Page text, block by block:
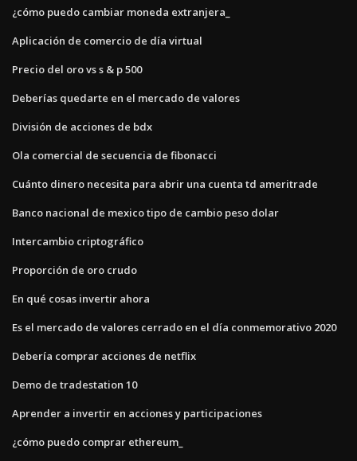
¿cómo puedo cambiar moneda extranjera_
Aplicación de comercio de día virtual
Precio del oro vs s & p 500
Deberías quedarte en el mercado de valores
División de acciones de bdx
Ola comercial de secuencia de fibonacci
Cuánto dinero necesita para abrir una cuenta td ameritrade
Banco nacional de mexico tipo de cambio peso dolar
Intercambio criptográfico
Proporción de oro crudo
En qué cosas invertir ahora
Es el mercado de valores cerrado en el día conmemorativo 2020
Debería comprar acciones de netflix
Demo de tradestation 10
Aprender a invertir en acciones y participaciones
¿cómo puedo comprar ethereum_